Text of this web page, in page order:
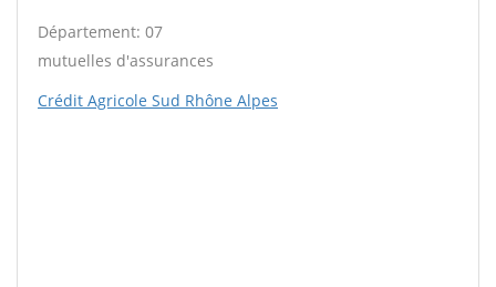
Département: 07
mutuelles d'assurances
Crédit Agricole Sud Rhône Alpes